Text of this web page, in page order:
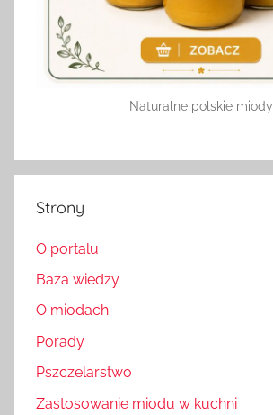
Naturalne polskie miody
Strony
O portalu
Baza wiedzy
O miodach
Porady
Pszczelarstwo
Zastosowanie miodu w kuchni